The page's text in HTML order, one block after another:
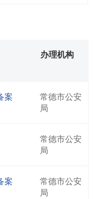
办理机构
案
常德市公安
局
常德市公安
局
案
常德市公安
局